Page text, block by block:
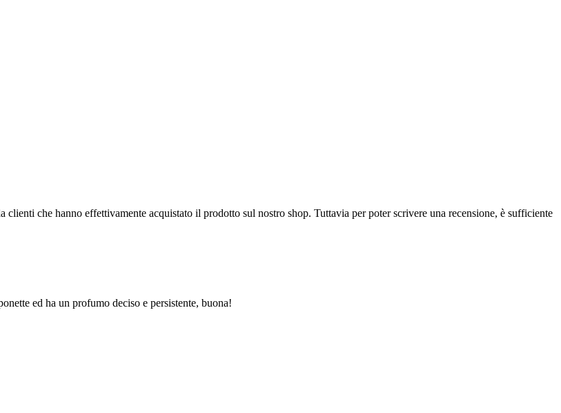
che hanno effettivamente acquistato il prodotto sul nostro shop. Tuttavia per poter scrivere una recensione, è sufficiente
ed ha un profumo deciso e persistente, buona!